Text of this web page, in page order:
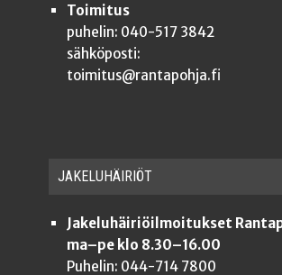
Toimitus
puhelin: 040-517 3842
sähköposti:
toimitus@rantapohja.fi
JAKE­LU­HÄI­RIÖT
Jakeluhäiriöilmoitukset
ma–pe klo 8.30–16.00
Puhelin: 044-714 7800